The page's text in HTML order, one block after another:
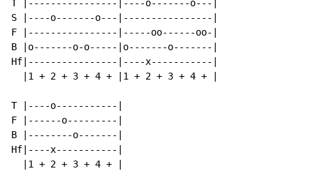
T |----------------|----o-------o---|
S |----o-------o---|----------------|
F |----------------|-----oo------oo-|
B |o-------o-o-----|o-------o-------|
Hf|----------------|----x-----------|
  |1 + 2 + 3 + 4 + |1 + 2 + 3 + 4 + |
T |----o-----------|
F |------o---------|
B |--------o-------|
Hf|----x-----------|
  |1 + 2 + 3 + 4 + |